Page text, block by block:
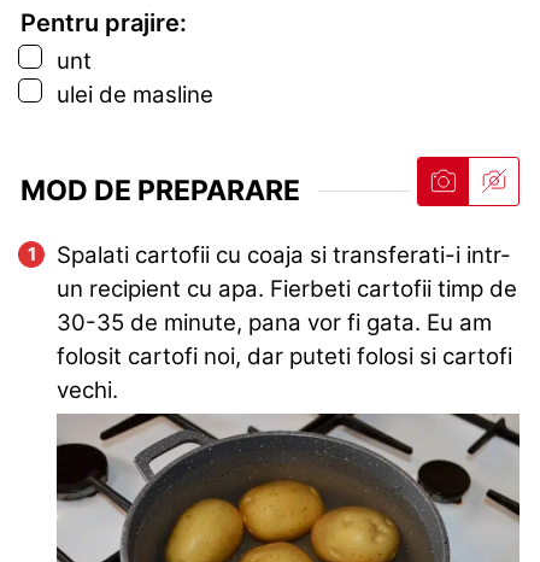
Pentru prajire:
▢
unt
▢
ulei de masline
MOD DE PREPARARE
Spalati cartofii cu coaja si transferati-i intr-
un recipient cu apa. Fierbeti cartofii timp de
30-35 de minute, pana vor fi gata. Eu am
folosit cartofi noi, dar puteti folosi si cartofi
vechi.